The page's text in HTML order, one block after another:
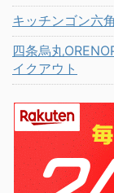
キッチンゴン六
四条烏丸
イクアウト